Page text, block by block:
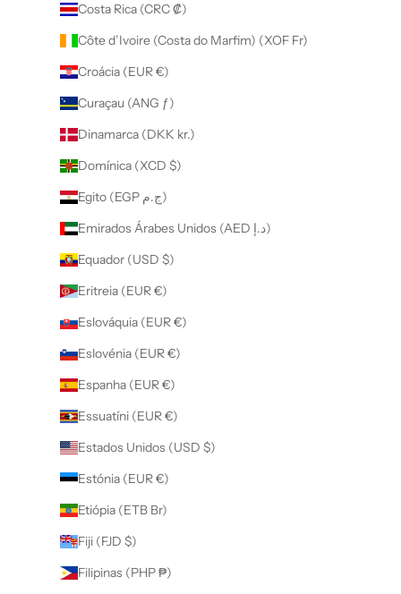
Costa Rica (CRC ₡)
Côte d’Ivoire (Costa do Marfim) (XOF Fr)
Croácia (EUR €)
Curaçau (ANG ƒ)
Dinamarca (DKK kr.)
Domínica (XCD $)
Egito (EGP ج.م)
Emirados Árabes Unidos (AED د.إ)
Equador (USD $)
Eritreia (EUR €)
Eslováquia (EUR €)
Eslovénia (EUR €)
Espanha (EUR €)
Essuatíni (EUR €)
Estados Unidos (USD $)
Estónia (EUR €)
Etiópia (ETB Br)
Fiji (FJD $)
Filipinas (PHP ₱)